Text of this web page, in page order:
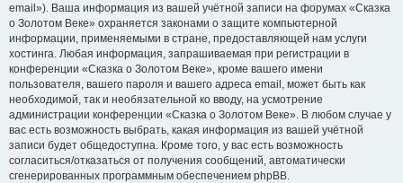
email»). Ваша информация из вашей учётной записи на форумах «Сказка
о Золотом Веке» охраняется законами о защите компьютерной
информации, применяемыми в стране, предоставляющей нам услуги
хостинга. Любая информация, запрашиваемая при регистрации в
конференции «Сказка о Золотом Веке», кроме вашего имени
пользователя, вашего пароля и вашего адреса email, может быть как
необходимой, так и необязательной ко вводу, на усмотрение
администрации конференции «Сказка о Золотом Веке». В любом случае у
вас есть возможность выбрать, какая информация из вашей учётной
записи будет общедоступна. Кроме того, у вас есть возможность
согласиться/отказаться от получения сообщений, автоматически
сгенерированных программным обеспечением phpBB.